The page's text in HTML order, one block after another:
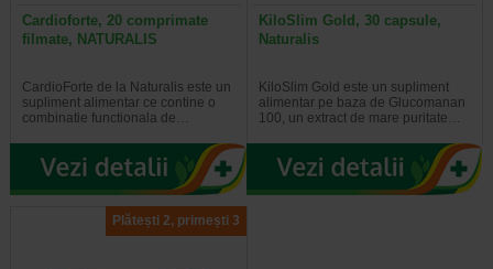
Cardioforte, 20 comprimate
filmate, NATURALIS
CardioForte de la Naturalis este un
supliment alimentar ce contine o
combinatie functionala de…
KiloSlim Gold, 30 capsule,
Naturalis
KiloSlim Gold este un supliment
alimentar pe baza de Glucomanan
100, un extract de mare puritate…
Plătești 2, primești 3